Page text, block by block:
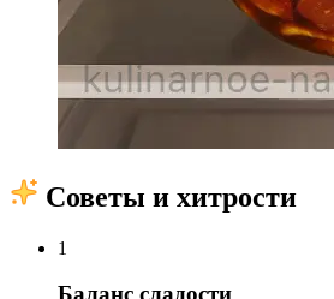
Советы и хитрости
1
Баланс сладости